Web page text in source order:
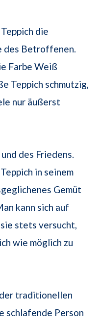
Teppich die
des Betroffenen.
Farbe Weiß
Teppich schmutzig,
nur äußerst
des Friedens.
in seinem
Gemüt
kann sich auf
stets versucht,
wie möglich zu
traditionellen
schlafende Person